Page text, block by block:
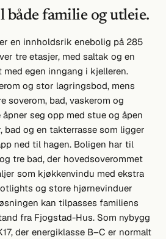
både familie og utleie.
en innholdsrik enebolig på 285
tre etasjer, med saltak og en
egen inngang i kjelleren.
og stor lagringsbod, mens
soverom, bad, vaskerom og
seg opp med stue og åpen
bad og en takterrasse som ligger
ned til hagen. Boligen har til
tre bad, der hovedsoverommet
som kjøkkenvindu med ekstra
og store hjørnevinduer
kan tilpasses familiens
fra Fjogstad-Hus. Som nybygg
der energiklasse B–C er normalt